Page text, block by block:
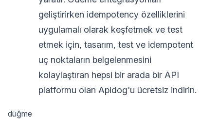
geliştirirken idempotency özelliklerini
uygulamalı olarak keşfetmek ve test
etmek için, tasarım, test ve idempotent
uç noktaların belgelenmesini
kolaylaştıran hepsi bir arada bir API
platformu olan Apidog'u ücretsiz indirin.
düğme